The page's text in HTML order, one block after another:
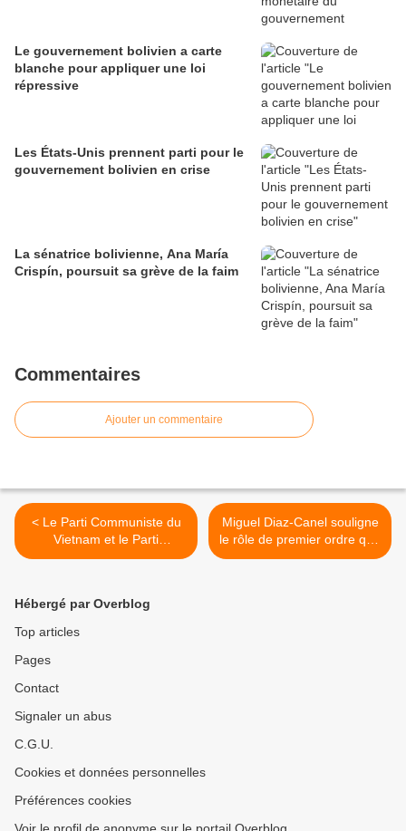
Le gouvernement bolivien a carte
blanche pour appliquer une loi
répressive
Les États-Unis prennent parti pour le
gouvernement bolivien en crise
La sénatrice bolivienne, Ana María
Crispín, poursuit sa grève de la faim
Commentaires
Ajouter un commentaire
< Le Parti Communiste ​du
Vietnam et le Parti
communiste de Bohème et
Miguel Diaz-Canel souligne
le rôle de premier ordre que
revient aux jeunes
Hébergé par Overblog
Top articles
Pages
Contact
Signaler un abus
C.G.U.
Cookies et données personnelles
Préférences cookies